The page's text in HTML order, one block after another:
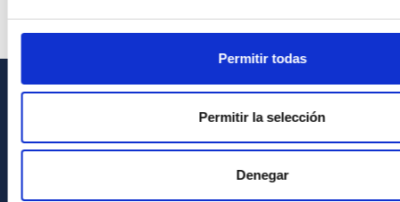
Permitir todas
Permitir la selección
Denegar
Contacto